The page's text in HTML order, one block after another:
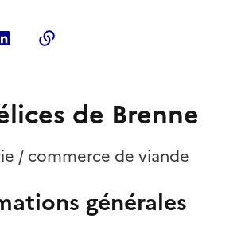
Twitter)
Linkedin
de Brenne
/ commerce de viande
générales